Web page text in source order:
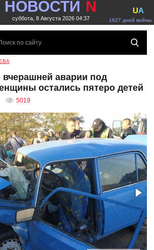
НОВОСТИ N
суббота, 8 Августа 2026 04:37 1627 дней войны
UA
аварии под
остались пятеро детей
5019